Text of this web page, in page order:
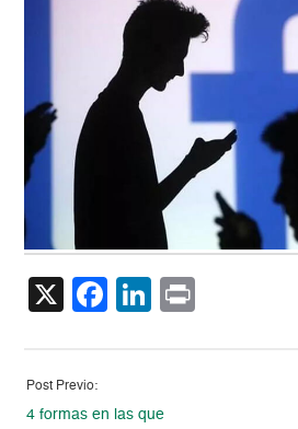
X Facebook
LinkedIn
Post Previo:
4 formas en las que